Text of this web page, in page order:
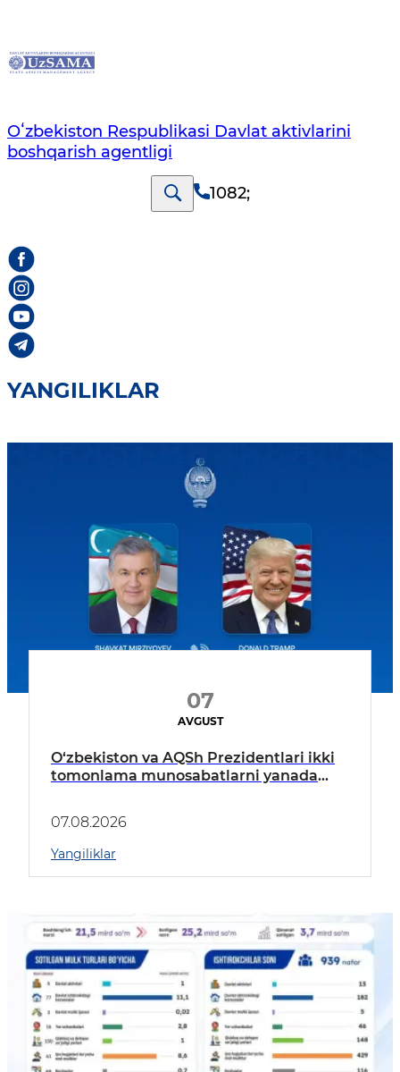
Oʻzbekiston Respublikasi Davlat aktivlarini
boshqarish agentligi
1082;
YANGILIKLAR
07
AVGUST
O‘zbekiston va AQSh Prezidentlari ikki
tomonlama munosabatlarni yanada
07.08.2026
Yangiliklar